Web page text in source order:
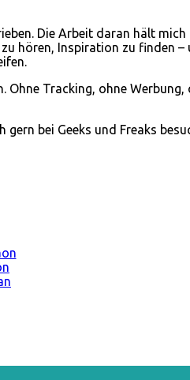
Die Arbeit daran hält
hören, Inspiration zu finden
Tracking, ohne Werbung,
bei Geeks und Freaks